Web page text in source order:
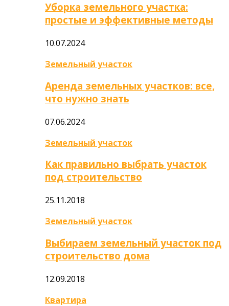
Уборка земельного участка:
простые и эффективные методы
10.07.2024
Земельный участок
Аренда земельных участков: все,
что нужно знать
07.06.2024
Земельный участок
Как правильно выбрать участок
под строительство
25.11.2018
Земельный участок
Выбираем земельный участок под
строительство дома
12.09.2018
Квартира